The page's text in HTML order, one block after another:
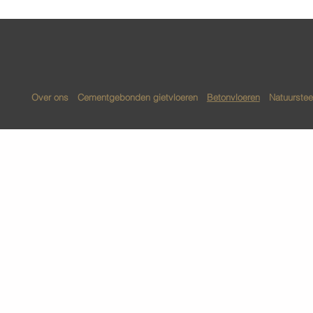
Over ons Cementgebonden gietvloeren Betonvloeren